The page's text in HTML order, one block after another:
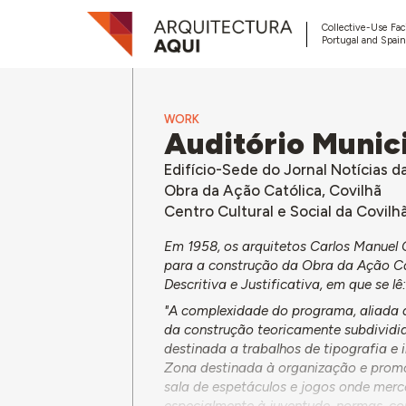
Collective-Use
Portugal and Spain
WORK
Auditório
Edifício-Sede do Jornal Notícias
Obra da Ação Católica, Covilhã
Centro Cultural e Social da
Em 1958, os arquitetos Carlos
para a construção da Obra da Ação
Descritiva e Justificativa, em que se lê:
"A complexidade do programa,
da construção teoricamente
destinada a trabalhos de tipografia e
Zona destinada à organização e
sala de espetáculos e jogos onde